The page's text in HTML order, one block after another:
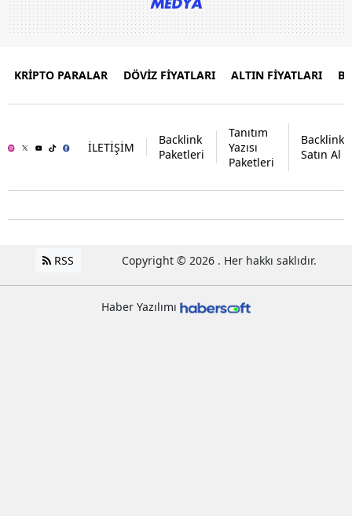
KRİPTO PARALAR DÖVİZ FİYATLARI ALTIN FİYATLARI
İLETİŞİM
Backlink
Paketleri
Tanıtım
Yazısı
Paketleri
Backlink
Satın Al
RSS Copyright © 2026 . Her hakkı saklıdır.
Haber Yazılımı